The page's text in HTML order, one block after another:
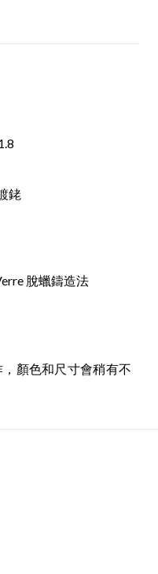
銠
脫蠟鑄造法
顏色和尺寸會稍有不